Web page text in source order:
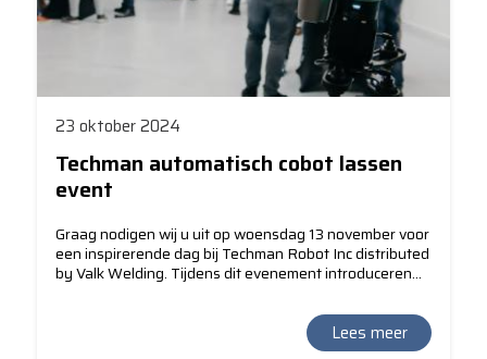
23 oktober 2024
Techman automatisch cobot lassen
event
Graag nodigen wij u uit op woensdag 13 november voor
een inspirerende dag bij Techman Robot Inc distributed
by Valk Welding. Tijdens dit evenement introduceren
combinatie met ARP (Automatische Robot
Lees meer